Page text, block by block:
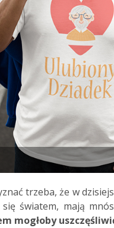
trzeba, że w
światem, mają
mogłoby